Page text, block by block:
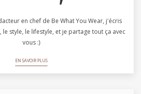
en chef de Be What You Wear, j'écris
le style, le lifestyle, et je partage tout ça avec
vous :)
EN SAVOIR PLUS